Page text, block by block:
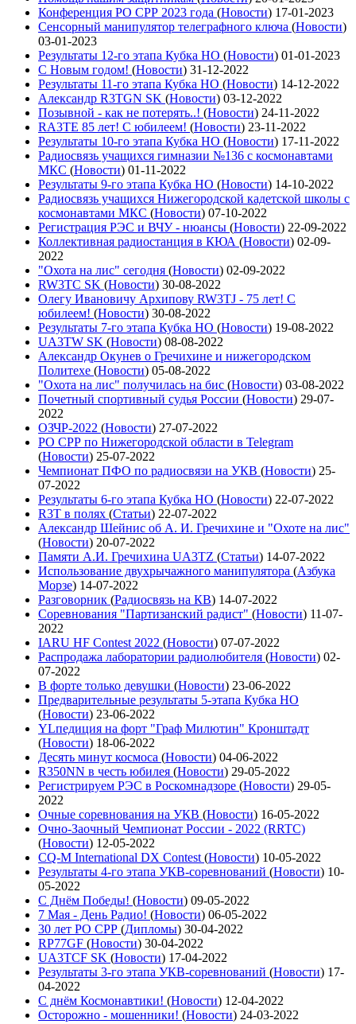
Конференция РО СРР 2023 года (Новости) 17-01-2023
Сенсорный манипулятор телеграфного ключа (Новости)
03-01-2023
Результаты 12-го этапа Кубка НО (Новости) 01-01-2023
С Новым годом! (Новости) 31-12-2022
Результаты 11-го этапа Кубка НО (Новости) 14-12-2022
Александр R3TGN SK (Новости) 03-12-2022
Позывной - как не потерять..! (Новости) 24-11-2022
RA3TE 85 лет! С юбилеем! (Новости) 23-11-2022
Результаты 10-го этапа Кубка НО (Новости) 17-11-2022
Радиосвязь учащихся гимназии №136 с космонавтами
МКС (Новости) 01-11-2022
Результаты 9-го этапа Кубка НО (Новости) 14-10-2022
Радиосвязь учащихся Нижегородской кадетской школы с
космонавтами МКС (Новости) 07-10-2022
Регистрация РЭС и ВЧУ - нюансы (Новости) 22-09-2022
Коллективная радиостанция в КЮА (Новости) 02-09-
2022
"Охота на лис" сегодня (Новости) 02-09-2022
RW3TC SK (Новости) 30-08-2022
Олегу Ивановичу Архипову RW3TJ - 75 лет! С
юбилеем! (Новости) 30-08-2022
Результаты 7-го этапа Кубка НО (Новости) 19-08-2022
UA3TW SK (Новости) 08-08-2022
Александр Окунев о Гречихине и нижегородском
Политехе (Новости) 05-08-2022
"Охота на лис" получилась на бис (Новости) 03-08-2022
Почетный спортивный судья России (Новости) 29-07-
2022
ОЗЧР-2022 (Новости) 27-07-2022
РО СРР по Нижегородской области в Telegram
(Новости) 25-07-2022
Чемпионат ПФО по радиосвязи на УКВ (Новости) 25-
07-2022
Результаты 6-го этапа Кубка НО (Новости) 22-07-2022
R3T в полях (Статьи) 22-07-2022
Александр Шейнис об А. И. Гречихине и "Охоте на лис"
(Новости) 20-07-2022
Памяти А.И. Гречихина UA3TZ (Статьи) 14-07-2022
Использование двухрычажного манипулятора (Азбука
Морзе) 14-07-2022
Разговорник (Радиосвязь на КВ) 14-07-2022
Соревнования "Партизанский радист" (Новости) 11-07-
2022
IARU HF Contest 2022 (Новости) 07-07-2022
Распродажа лаборатории радиолюбителя (Новости) 02-
07-2022
В форте только девушки (Новости) 23-06-2022
Предварительные результаты 5-этапа Кубка НО
(Новости) 23-06-2022
YLпедиция на форт "Граф Милютин" Кронштадт
(Новости) 18-06-2022
Десять минут космоса (Новости) 04-06-2022
R350NN в честь юбилея (Новости) 29-05-2022
Регистрируем РЭС в Роскомнадзоре (Новости) 29-05-
2022
Очные соревнования на УКВ (Новости) 16-05-2022
Очно-Заочный Чемпионат России - 2022 (RRTC)
(Новости) 12-05-2022
CQ-M International DX Contest (Новости) 10-05-2022
Результаты 4-го этапа УКВ-соревнований (Новости) 10-
05-2022
С Днём Победы! (Новости) 09-05-2022
7 Мая - День Радио! (Новости) 06-05-2022
30 лет РО СРР (Дипломы) 30-04-2022
RP77GF (Новости) 30-04-2022
UA3TCF SK (Новости) 17-04-2022
Результаты 3-го этапа УКВ-соревнований (Новости) 17-
04-2022
С днём Космонавтики! (Новости) 12-04-2022
Осторожно - мошенники! (Новости) 24-03-2022